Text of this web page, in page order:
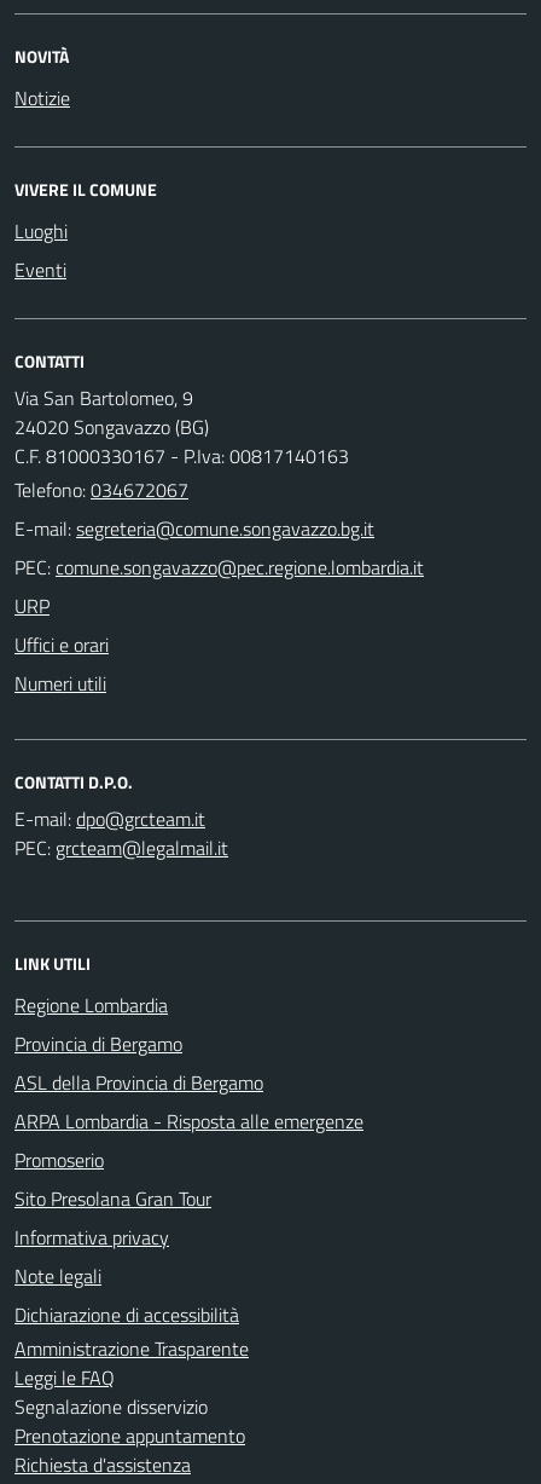
NOVITÀ
Notizie
VIVERE IL COMUNE
Luoghi
Eventi
CONTATTI
Via San Bartolomeo, 9
24020 Songavazzo (BG)
C.F. 81000330167 - P.Iva: 00817140163
Telefono:034672067
E-mail:
PEC:
URP
Uffici e orari
Numeri utili
CONTATTI D.P.O.
E-mail:
PEC:
LINK UTILI
Regione Lombardia
Provincia di Bergamo
ASL della Provincia di Bergamo
ARPA Lombardia - Risposta alle emergenze
Promoserio
Sito Presolana Gran Tour
Informativa privacy
Note legali
Dichiarazione di accessibilità
Amministrazione Trasparente
Leggi le FAQ
Segnalazione disservizio
Prenotazione appuntamento
Richiesta d'assistenza